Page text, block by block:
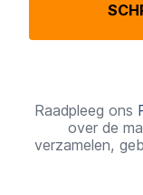
Raadpleeg ons
over de
verzamelen,